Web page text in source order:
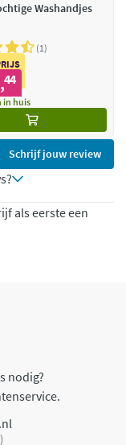
Washandjes
1
,44
in huis
Schrijf jouw review
als eerste een
nodig?